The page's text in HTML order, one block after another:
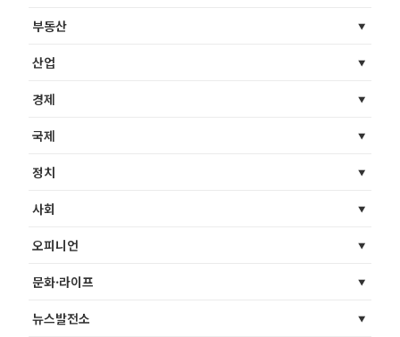
부동산
산업
경제
국제
정치
사회
오피니언
문화·라이프
뉴스발전소